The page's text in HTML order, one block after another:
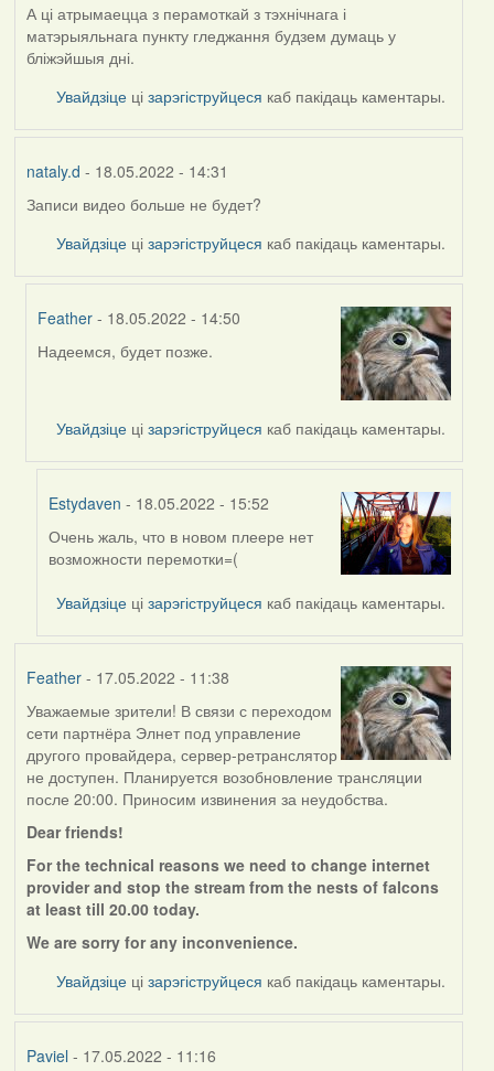
А ці атрымаецца з перамоткай з тэхнічнага і
матэрыяльнага пункту гледжання будзем думаць у
бліжэйшыя дні.
Увайдзіце цізарэгіструйцеся каб пакідаць каментары.
nataly.d - 18.05.2022 - 14:31
Записи видео больше не будет?
Увайдзіце цізарэгіструйцеся каб пакідаць каментары.
Feather - 18.05.2022 - 14:50
In
Надеемся, будет позже.
Увайдзіце цізарэгіструйцеся каб пакідаць каментары.
Estydaven - 18.05.2022 - 15:52
In
reply
by
Feather
Очень жаль, что в новом плеере нет
возможности перемотки=(
Увайдзіце цізарэгіструйцеся каб пакідаць каментары.
Feather- 17.05.2022 - 11:38
Уважаемые зрители! В связи с переходом
сети партнёра Элнет под управление
другого провайдера, сервер-ретранслятор
не доступен. Планируется возобновление трансляции
после 20:00. Приносим извинения за неудобства.
Dear friends!
For the technical reasons we need to change internet
provider and stop the stream from the nests of falcons
at least till 20.00 today.
We are sorry for any inconvenience.
Увайдзіце цізарэгіструйцеся каб пакідаць каментары.
Paviel - 17.05.2022 - 11:16